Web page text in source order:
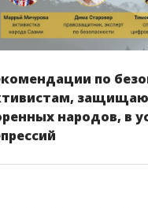
по
народов, в